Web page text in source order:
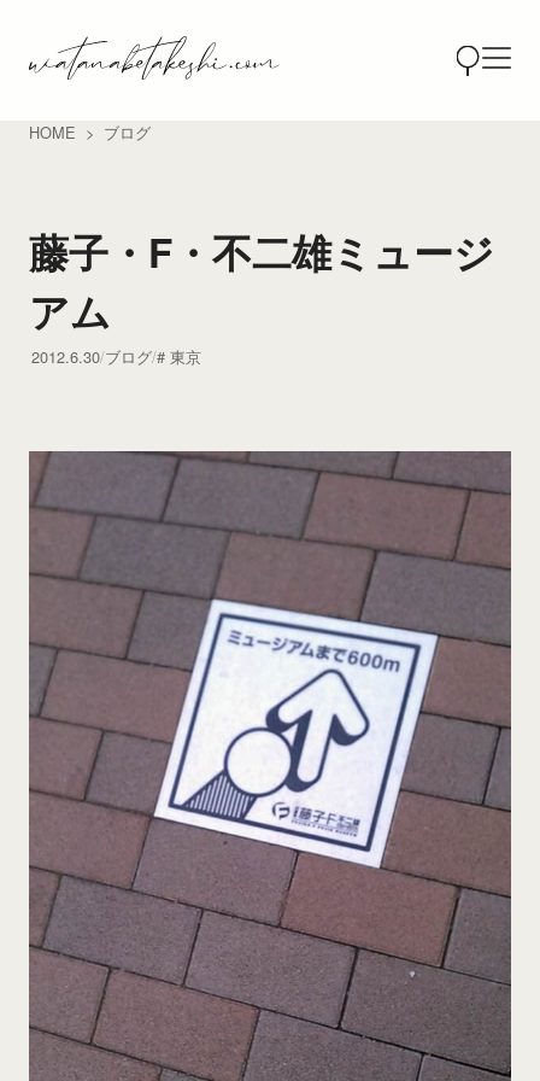
HOME ブログ
藤子・F・不二雄ミュージ
アム
2012.6.30 ブログ 東京